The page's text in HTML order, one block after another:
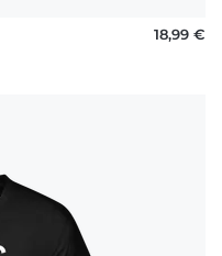
18,99 €